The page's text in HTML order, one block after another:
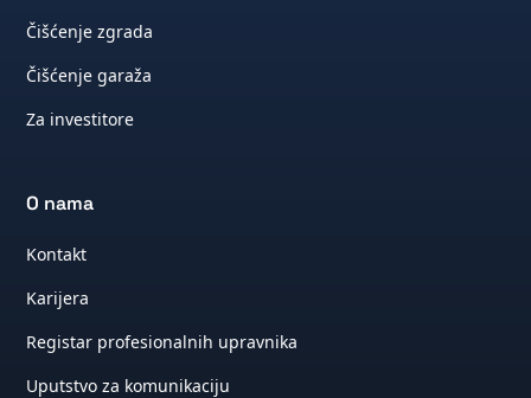
Čišćenje zgrada
Čišćenje garaža
Za investitore
O nama
Kontakt
Karijera
Registar profesionalnih upravnika
Uputstvo za komunikaciju